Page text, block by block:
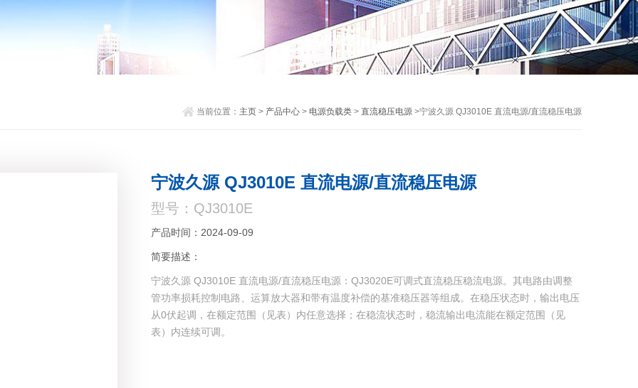
当前位置： 主页> 产品中心> 电源负载类> 直流稳压电源>宁波久源 QJ3010E 直流电源/直流稳压电源
宁波久源 QJ3010E 直流电源/直流稳压电源
型号：QJ3010E
产品时间：2024-09-09
简要描述：
宁波久源 QJ3010E 直流电源/直流稳压电源：QJ3020E可调式直流稳压稳流电源。其电路由调整
管功率损耗控制电路、运算放大器和带有温度补偿的基准稳压器等组成。在稳压状态时，输出电压
从0伏起调，在额定范围（见表）内任意选择；在稳流状态时，稳流输出电流能在额定范围（见
表）内连续可调。